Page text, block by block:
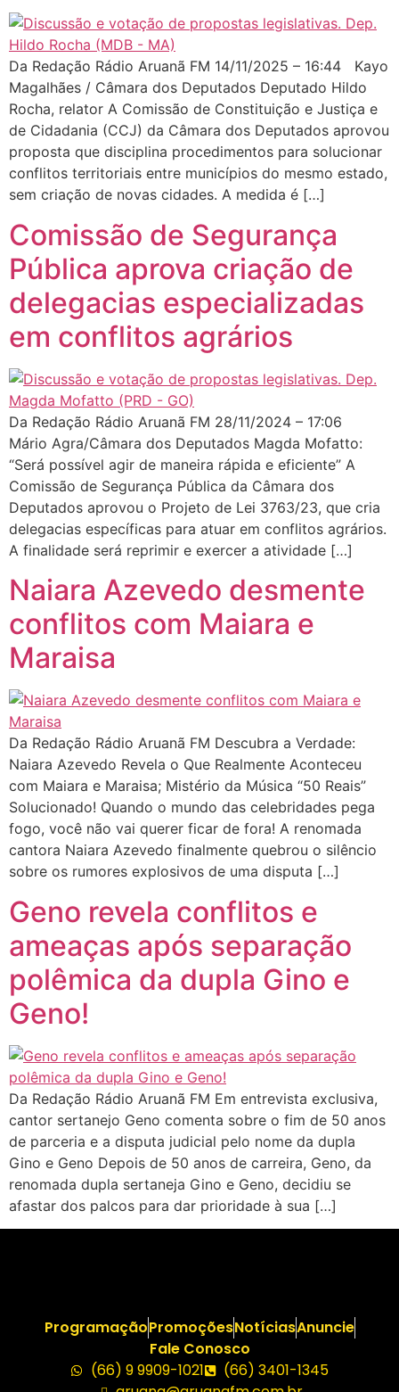
Da Redação Rádio Aruanã FM 14/11/2025 – 16:44 Kayo
Magalhães / Câmara dos Deputados Deputado Hildo
Rocha, relator A Comissão de Constituição e Justiça e
de Cidadania (CCJ) da Câmara dos Deputados aprovou
proposta que disciplina procedimentos para solucionar
conflitos territoriais entre municípios do mesmo estado,
sem criação de novas cidades. A medida é […]
Comissão de Segurança
Pública aprova criação de
delegacias especializadas
em conflitos agrários
Da Redação Rádio Aruanã FM 28/11/2024 – 17:06
Mário Agra/Câmara dos Deputados Magda Mofatto:
“Será possível agir de maneira rápida e eficiente” A
Comissão de Segurança Pública da Câmara dos
Deputados aprovou o Projeto de Lei 3763/23, que cria
delegacias específicas para atuar em conflitos agrários.
A finalidade será reprimir e exercer a atividade […]
Naiara Azevedo desmente
conflitos com Maiara e
Maraisa
Da Redação Rádio Aruanã FM Descubra a Verdade:
Naiara Azevedo Revela o Que Realmente Aconteceu
com Maiara e Maraisa; Mistério da Música “50 Reais”
Solucionado! Quando o mundo das celebridades pega
fogo, você não vai querer ficar de fora! A renomada
cantora Naiara Azevedo finalmente quebrou o silêncio
sobre os rumores explosivos de uma disputa […]
Geno revela conflitos e
ameaças após separação
polêmica da dupla Gino e
Geno!
Da Redação Rádio Aruanã FM Em entrevista exclusiva,
cantor sertanejo Geno comenta sobre o fim de 50 anos
de parceria e a disputa judicial pelo nome da dupla
Gino e Geno Depois de 50 anos de carreira, Geno, da
renomada dupla sertaneja Gino e Geno, decidiu se
afastar dos palcos para dar prioridade à sua […]
ProgramaçãoPromoçõesNotíciasAnuncie
Fale Conosco
(66) 9 9909-1021
(66) 3401-1345